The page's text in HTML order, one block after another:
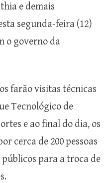
e demais
segunda-feira (12)
o governo da
farão visitas técnicas
Tecnológico de
e ao final do dia, os
cerca de 200 pessoas
para a troca de